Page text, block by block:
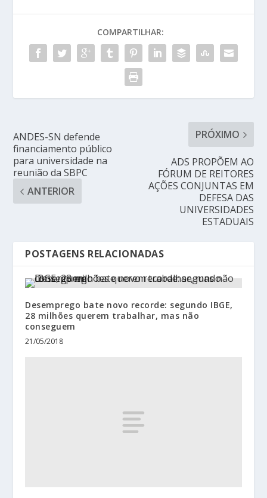
COMPARTILHAR:
ANDES-SN defende
financiamento público
para universidade na
reunião da SBPC
ANTERIOR
PRÓXIMO
ADS PROPÕEM AO
FÓRUM DE REITORES
AÇÕES CONJUNTAS EM
DEFESA DAS
UNIVERSIDADES
ESTADUAIS
POSTAGENS RELACIONADAS
Desemprego bate novo recorde: segundo IBGE,
28 milhões querem trabalhar, mas não
conseguem
21/05/2018